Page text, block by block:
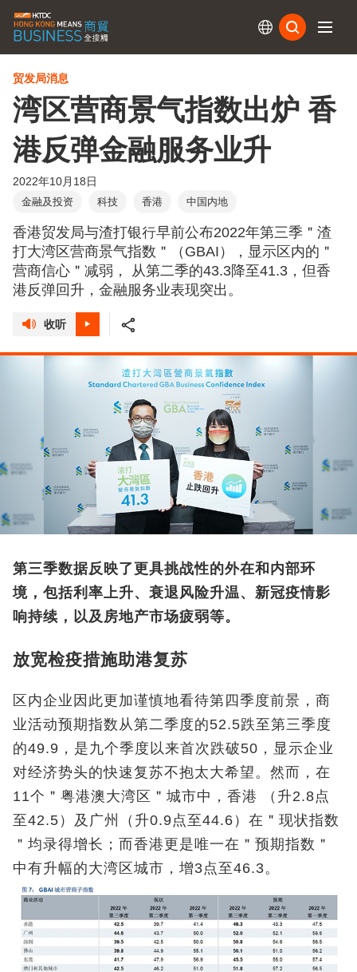
贸发局消息
湾区营商景气指数出炉 香
港反弹金融服务业升
2022年10月18日
金融及投资 科技 香港 中国内地
香港贸发局与渣打银行早前公布2022年第三季＂渣
打大湾区营商景气指数＂（GBAI），显示区内的＂
营商信心＂减弱， 从第二季的43.3降至41.3，但香
港反弹回升，金融服务业表现突出。
收听
第三季数据反映了更具挑战性的外在和内部环
境，包括利率上升、衰退风险升温、新冠疫情影
响持续，以及房地产市场疲弱等。
放宽检疫措施助港复苏
区内企业因此更加谨慎地看待第四季度前景，商
业活动预期指数从第二季度的52.5跌至第三季度
的49.9，是九个季度以来首次跌破50，显示企业
对经济势头的快速复苏不抱太大希望。然而，在
11个＂粤港澳大湾区＂城市中，香港 （升2.8点
至42.5）及广州（升0.9点至44.6）在＂现状指数
＂均录得增长；而香港更是唯一在＂预期指数＂
中有升幅的大湾区城市，增3点至46.3。